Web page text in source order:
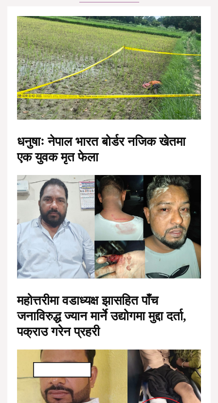
धनुषाः नेपाल भारत बोर्डर नजिक खेतमा
एक युवक मृत फेला
महोत्तरीमा वडाध्यक्ष झासहित पाँच
जनाविरुद्ध ज्यान मार्ने उद्योगमा मुद्दा दर्ता,
पक्राउ गरेन प्रहरी